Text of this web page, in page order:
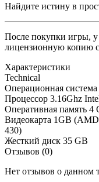
Найдите истину в
После покупки игры, у
лицензионную копию
Характеристики
Technical
Операционная система
Процессор 3.16Ghz
Оперативная память 4
Видеокарта 1GB (AMD
430)
Жесткий диск 35 GB
Отзывов (0)
Нет отзывов о данном